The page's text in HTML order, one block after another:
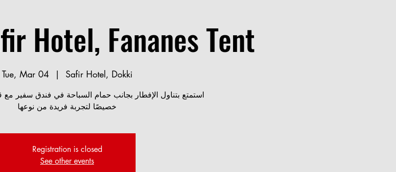
Hotel, Fananes Tent
Tue, Mar 04
  |
Safir Hotel, Dokki
استمتع بتناول الإفطار بجانب حمام السباحة في فندق سفير مع
Registration is closed
See other events